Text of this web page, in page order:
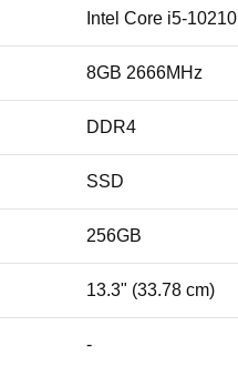
Intel Core i5-
8GB 2666MHz
DDR4
SSD
256GB
13.3" (33.78 cm)
-